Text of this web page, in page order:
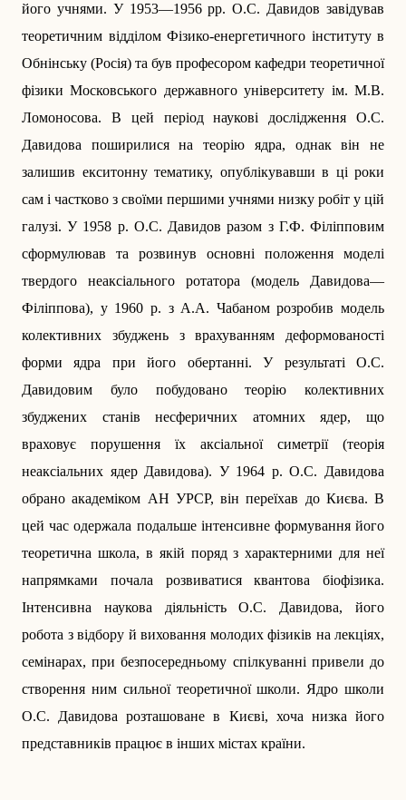
його учнями. У 1953—1956 рр. О.С. Давидов завідував
теоретичним відділом Фізико-енергетичного інституту в
Обнінську (Росія) та був професором кафедри теоретичної
фізики Московського державного університету ім. М.В.
Ломоносова. В цей період наукові дослідження О.С.
Давидова поширилися на теорію ядра, однак він не
залишив екситонну тематику, опублікувавши в ці роки
сам і частково з своїми першими учнями низку робіт у цій
галузі. У 1958 р. О.С. Давидов разом з Г.Ф. Філіпповим
сформулював та розвинув основ­ні положення моделі
твердого неаксіального ротатора (модель Давидова—
Філіппова), у 1960 р. з А.А. Чабаном розробив модель
колективних збуджень з врахуванням деформованості
форми ядра при його обертанні. У результаті О.С.
Давидовим було побудовано теорію колективних
збуджених станів несферичних атомних ядер, що
враховує порушення їх аксіальної симетрії (теорія
неаксіальних ядер Давидова). У 1964 р. О.С. Давидова
обрано академіком АН УРСР, він переїхав до Києва. В
цей час одержала подальше інтенсивне формування його
тео­ретична школа, в якій поряд з характерними для неї
напрямками почала розвиватися квантова біофізика.
Інтенсивна наукова діяльність О.С. Давидова, його
робота з відбору й виховання молодих фізиків на лекціях,
семінарах, при безпосередньому спілкуванні привели до
створення ним сильної теоретичної школи. Ядро школи
О.С. Давидова розташоване в Києві, хоча низка його
представників працює в інших містах країни.